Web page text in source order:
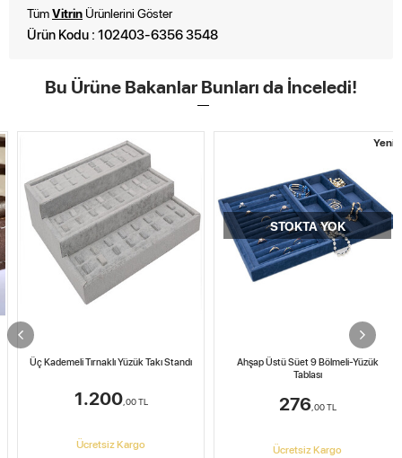
TümVitrin Ürünlerini Göster
Ürün Kodu : 102403-6356 3548
Bu Ürüne Bakanlar Bunları da İnceledi!
Üç Kademeli Tırnaklı Yüzük Takı Standı
1.200,00TL
Ücretsiz Kargo
Yeni
STOKTA YOK
Ahşap Üstü Süet 9 Bölmeli-Yüzük
Tablası
276,00TL
Ücretsiz Kargo